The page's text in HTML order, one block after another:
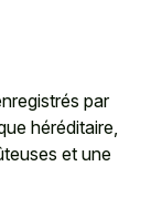
par
héréditaire,
et une